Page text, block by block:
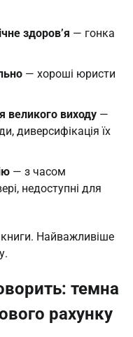
здоров’я — гонка
— хороші юристи
великого виходу —
диверсифікація їх
— з часом
недоступні для
Найважливіше
темна
рахунку